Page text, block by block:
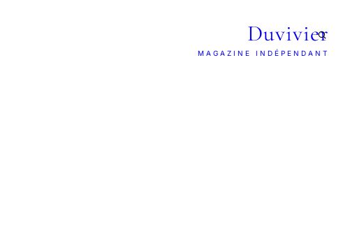
Duvivier
MAGAZINE INDÉPENDANT